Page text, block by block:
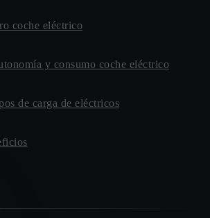
coche eléctrico
y consumo coche eléctrico
de carga de eléctricos